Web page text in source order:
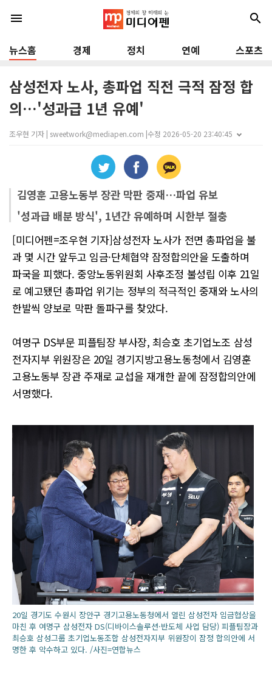
menu search
뉴스홈 경제 정치 연예 스포츠
삼성전자 노사, 총파업 직전 극적 잠정 합
의…'성과급 1년 유예'
조우현 기자 | sweetwork@mediapen.com |수정 2026-05-20 23:40:45
김영훈 고용노동부 장관 막판 중재…파업 유보
'성과급 배분 방식', 1년간 유예하며 시한부 절충
[미디어펜=조우현 기자]삼성전자 노사가 전면 총파업을 불
과 몇 시간 앞두고 임금·단체협약 잠정합의안을 도출하며
파국을 피했다. 중앙노동위원회 사후조정 불성립 이후 21일
로 예고됐던 총파업 위기는 정부의 적극적인 중재와 노사의
한발씩 양보로 막판 돌파구를 찾았다.
여명구 DS부문 피플팀장 부사장, 최승호 초기업노조 삼성
전자지부 위원장은 20일 경기지방고용노동청에서 김영훈
고용노동부 장관 주재로 교섭을 재개한 끝에 잠정합의안에
서명했다.
20일 경기도 수원시 장안구 경기고용노동청에서 열린 삼성전자 임금협상을
마친 후 여명구 삼성전자 DS(디바이스솔루션·반도체 사업 담당) 피플팀장과
최승호 삼성그룹 초기업노동조합 삼성전자지부 위원장이 잠정 합의안에 서
명한 후 악수하고 있다. /사진=연합뉴스